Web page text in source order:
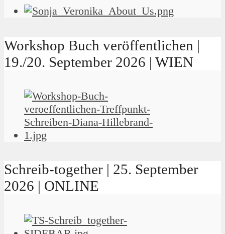
Workshop Buch veröffentlichen |
19./20. September 2026 | WIEN
Schreib-together | 25. September
2026 | ONLINE